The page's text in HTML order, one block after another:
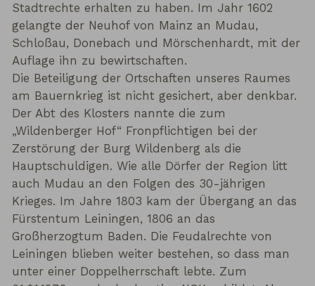
Stadtrechte erhalten zu haben. Im Jahr 1602
gelangte der Neuhof von Mainz an Mudau,
Schloßau, Donebach und Mörschenhardt, mit der
Auflage ihn zu bewirtschaften.
Die Beteiligung der Ortschaften unseres Raumes
am Bauernkrieg ist nicht gesichert, aber denkbar.
Der Abt des Klosters nannte die zum
„Wildenberger Hof“ Fronpflichtigen bei der
Zerstörung der Burg Wildenberg als die
Hauptschuldigen. Wie alle Dörfer der Region litt
auch Mudau an den Folgen des 30-jährigen
Krieges. Im Jahre 1803 kam der Übergang an das
Fürstentum Leiningen, 1806 an das
Großherzogtum Baden. Die Feudalrechte von
Leiningen blieben weiter bestehen, so dass man
unter einer Doppelherrschaft lebte. Zum